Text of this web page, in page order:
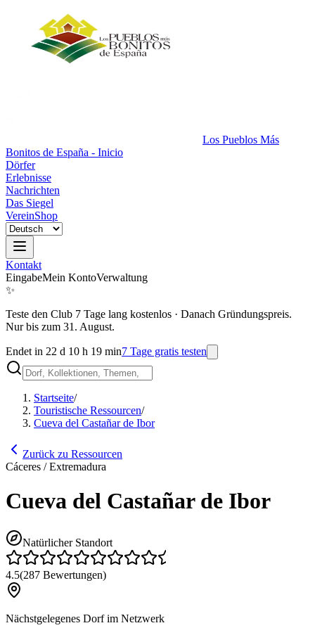
Los Pueblos Más
Bonitos de España - Inicio
Dörfer
Erlebnisse
Nachrichten
Das Siegel
VereinShop
Kontakt
EingabeMein KontoVerwaltung
✨
Teste den Club 7 Tage lang kostenlos · Danach Gründungspreis.
Nur bis zum 31. August.
Endet in 22 d 10 h 19 min7 Tage gratis testen
Startseite/
Touristische Ressourcen/
Cueva del Castañar de Ibor
Zurück zu Ressourcen
Cáceres / Extremadura
Cueva del Castañar de Ibor
Natürlicher Standort
4.5(287 Bewertungen)
Nächstgelegenes Dorf im Netzwerk